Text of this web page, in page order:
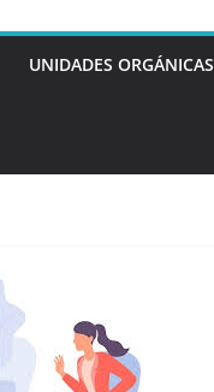
UNIDADES ORGÁNICAS